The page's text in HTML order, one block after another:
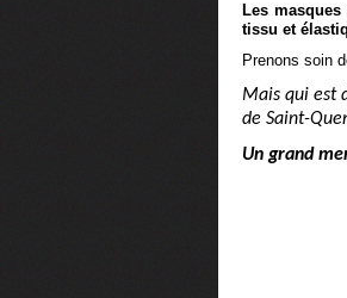
Les
tissu et
Prenons soin
Mais qui est
de Saint-
Un grand